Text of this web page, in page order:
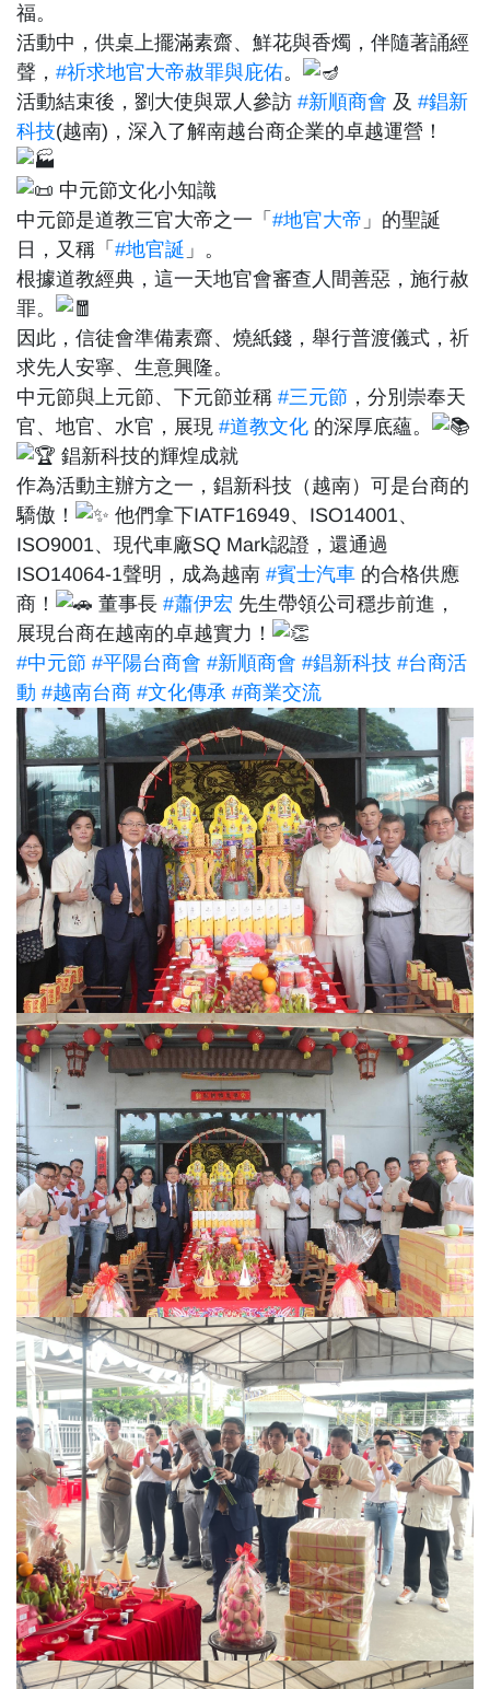
福。
活動中，供桌上擺滿素齋、鮮花與香燭，伴隨著誦經
聲， #祈求地官大帝赦罪與庇佑。
活動結束後，劉大使與眾人參訪 #新順商會 及 #錩新
科技(越南)，深入了解南越台商企業的卓越運營！
中元節文化小知識
中元節是道教三官大帝之一「 #地官大帝 」的聖誕
日，又稱「 #地官誕 」。
根據道教經典，這一天地官會審查人間善惡，施行赦
罪。
因此，信徒會準備素齋、燒紙錢，舉行普渡儀式，祈
求先人安寧、生意興隆。
中元節與上元節、下元節並稱 #三元節 ，分別崇奉天
官、地官、水官，展現 #道教文化 的深厚底蘊。
錩新科技的輝煌成就
作為活動主辦方之一，錩新科技（越南）可是台商的
驕傲！
他們拿下IATF16949、ISO14001、
ISO9001、現代車廠SQ Mark認證，還通過
ISO14064-1聲明，成為越南 #賓士汽車 的合格供應
商！
董事長 #蕭伊宏 先生帶領公司穩步前進，
展現台商在越南的卓越實力！
#中元節 #平陽台商會 #新順商會 #錩新科技 #台商活
動 #越南台商 #文化傳承 #商業交流